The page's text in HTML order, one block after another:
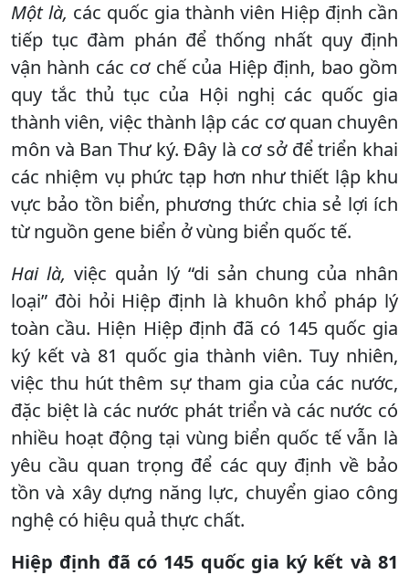
Một là, các quốc gia thành viên Hiệp định cần
tiếp tục đàm phán để thống nhất quy định
vận hành các cơ chế của Hiệp định, bao gồm
quy tắc thủ tục của Hội nghị các quốc gia
thành viên, việc thành lập các cơ quan chuyên
môn và Ban Thư ký. Đây là cơ sở để triển khai
các nhiệm vụ phức tạp hơn như thiết lập khu
vực bảo tồn biển, phương thức chia sẻ lợi ích
từ nguồn gene biển ở vùng biển quốc tế.
Hai là, việc quản lý “di sản chung của nhân
loại” đòi hỏi Hiệp định là khuôn khổ pháp lý
toàn cầu. Hiện Hiệp định đã có 145 quốc gia
ký kết và 81 quốc gia thành viên. Tuy nhiên,
việc thu hút thêm sự tham gia của các nước,
đặc biệt là các nước phát triển và các nước có
nhiều hoạt động tại vùng biển quốc tế vẫn là
yêu cầu quan trọng để các quy định về bảo
tồn và xây dựng năng lực, chuyển giao công
nghệ có hiệu quả thực chất.
Hiệp định đã có 145 quốc gia ký kết và 81